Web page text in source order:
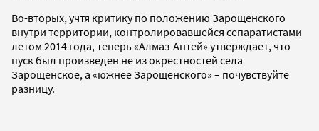
Во-вторых, учтя критику по положению Зарощенского
внутри территории, контролировавшейся сепаратистами
летом 2014 года, теперь «Алмаз-Антей» утверждает, что
пуск был произведен не из окрестностей села
Зарощенское, а «южнее Зарощенского» – почувствуйте
разницу.